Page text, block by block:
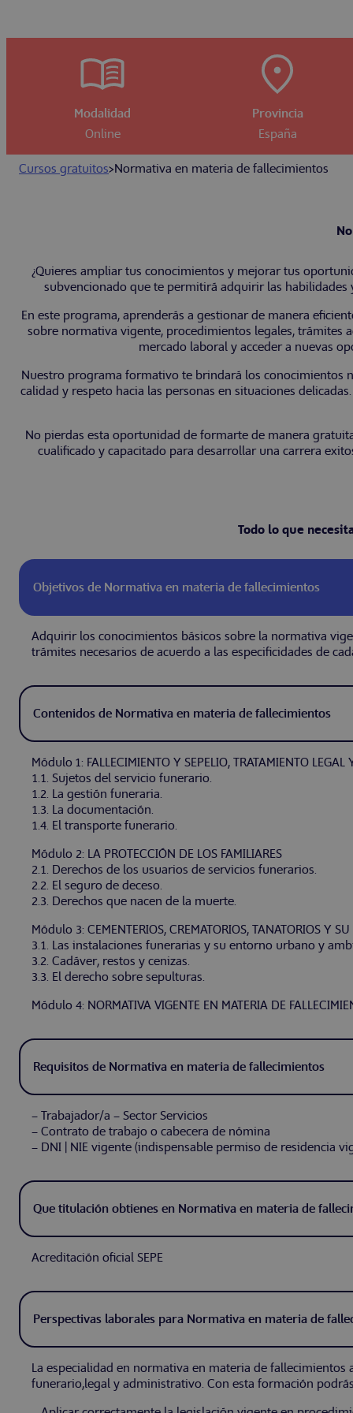
Modalidad
Online
Provincia
España
Cursos gratuitos>Normativa en materia de fallecimientos
¿Quieres ampliar tus conocimientos y mejorar tus
subvencionado que te permitirá adquirir las habilidades
En este programa, aprenderás a gestionar de manera
sobre normativa vigente, procedimientos legales, trámites
mercado laboral y acceder a nuevas
Nuestro programa formativo te brindará los conocimientos
calidad y respeto hacia las personas en situaciones
No pierdas esta oportunidad de formarte de manera
cualificado y capacitado para desarrollar una carrera
Todo lo que
Objetivos de Normativa en materia de fallecimientos
Adquirir los conocimientos básicos sobre la normativa
trámites necesarios de acuerdo a las especificidades de
Contenidos de Normativa en materia de fallecimientos
Módulo 1: FALLECIMIENTO Y SEPELIO, TRATAMIENTO LEGAL
1.1. Sujetos del servicio funerario.
1.2. La gestión funeraria.
1.3. La documentación.
1.4. El transporte funerario.
Módulo 2: LA PROTECCIÓN DE LOS FAMILIARES
2.1. Derechos de los usuarios de servicios funerarios.
2.2. El seguro de deceso.
2.3. Derechos que nacen de la muerte.
Módulo 3: CEMENTERIOS, CREMATORIOS, TANATORIOS Y SU
3.1. Las instalaciones funerarias y su entorno urbano y
3.2. Cadáver, restos y cenizas.
3.3. El derecho sobre sepulturas.
Módulo 4: NORMATIVA VIGENTE EN MATERIA DE
Requisitos de Normativa en materia de fallecimientos
– Trabajador/a – Sector Servicios
– Contrato de trabajo o cabecera de nómina
– DNI | NIE vigente (indispensable permiso de residencia
Que titulación obtienes en Normativa en materia de
Acreditación oficial SEPE
Perspectivas laborales para Normativa en materia de
La especialidad en normativa en materia de
funerario,legal y administrativo. Con esta formación